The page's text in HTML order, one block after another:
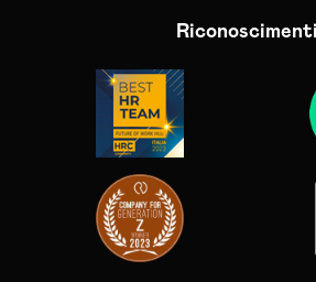
Riconoscimenti